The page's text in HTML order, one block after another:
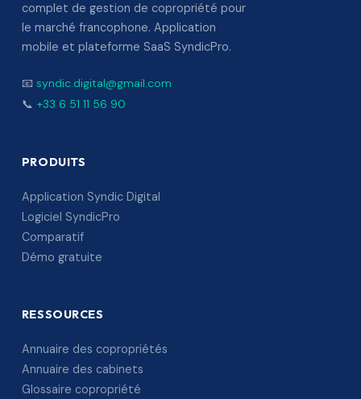
complet de gestion de copropriété pour
le marché francophone. Application
mobile et plateforme SaaS SyndicPro.
📧 syndic.digital@gmail.com
📞 +33 6 51 11 56 90
PRODUITS
Application Syndic Digital
Logiciel SyndicPro
Comparatif
Démo gratuite
RESSOURCES
Annuaire des copropriétés
Annuaire des cabinets
Glossaire copropriété